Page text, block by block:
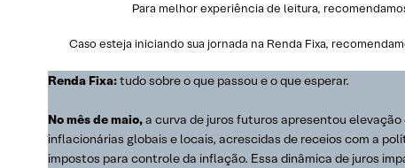
Para melhor experiência de leitura,
Caso esteja iniciando sua jornada na Renda Fixa,
Renda Fixa:tudo sobre o que passou e o que esperar.
No mês de maio,a curva de juros futuros apresentou
inflacionárias globais e locais, acrescidas de receios com a
impostos para controle da inflação. Essa dinâmica de juros